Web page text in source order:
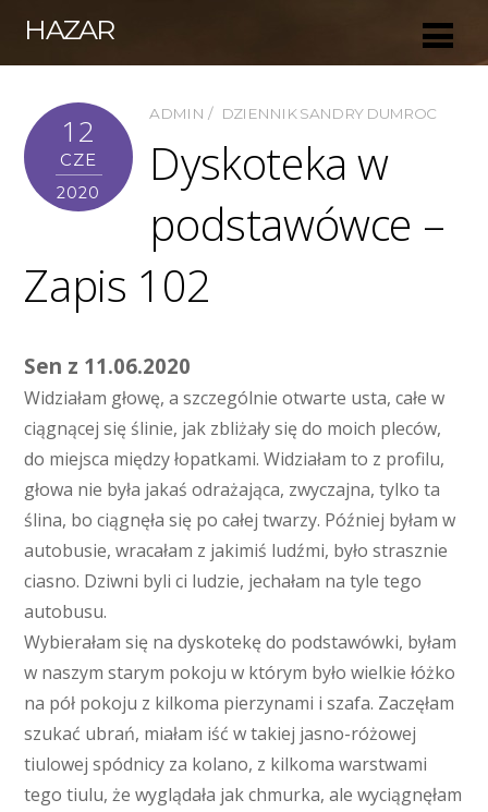
HAZAR
12
CZE
2020
ADMIN DZIENNIK SANDRY DUMROC
Dyskoteka w
podstawówce –
Zapis 102
Sen z 11.06.2020
Widziałam głowę, a szczególnie otwarte usta, całe w
ciągnącej się ślinie, jak zbliżały się do moich pleców,
do miejsca między łopatkami. Widziałam to z profilu,
głowa nie była jakaś odrażająca, zwyczajna, tylko ta
ślina, bo ciągnęła się po całej twarzy. Później byłam w
autobusie, wracałam z jakimiś ludźmi, było strasznie
ciasno. Dziwni byli ci ludzie, jechałam na tyle tego
autobusu.
Wybierałam się na dyskotekę do podstawówki, byłam
w naszym starym pokoju w którym było wielkie łóżko
na pół pokoju z kilkoma pierzynami i szafa. Zaczęłam
szukać ubrań, miałam iść w takiej jasno-różowej
tiulowej spódnicy za kolano, z kilkoma warstwami
tego tiulu, że wyglądała jak chmurka, ale wyciągnęłam